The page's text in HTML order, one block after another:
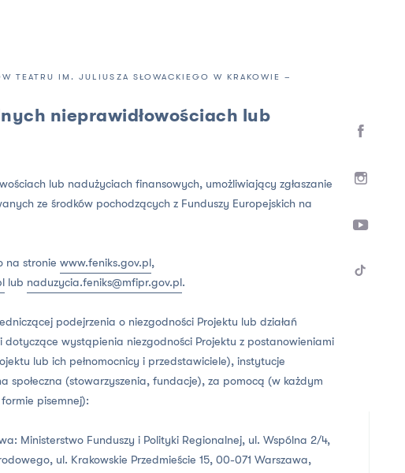
TEATRU IM. JULIUSZA SŁOWACKIEGO W KRAKOWIE –
nieprawidłowościach lub
lub nadużyciach finansowych, umożliwiający zgłaszanie
ze środków pochodzących z Funduszy Europejskich na
na stronie www.feniks.gov.pl,
lub naduzycia.feniks@mfipr.gov.pl.
podejrzenia o niezgodności Projektu lub działań
dotyczące wystąpienia niezgodności Projektu z postanowieniami
lub ich pełnomocnicy i przedstawiciele), instytucje
społeczna (stowarzyszenia, fundacje), za pomocą (w każdym
pisemnej):
Ministerstwo Funduszy i Polityki Regionalnej, ul. Wspólna 2/4,
ul. Krakowskie Przedmieście 15, 00-071 Warszawa,